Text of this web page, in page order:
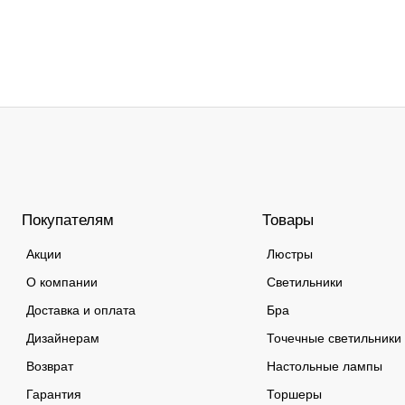
Покупателям
Акции
О компании
Доставка и оплата
Дизайнерам
Возврат
Гарантия
Товары
Люстры
Светильники
Бра
Точечные светильники
Настольные лампы
Торшеры